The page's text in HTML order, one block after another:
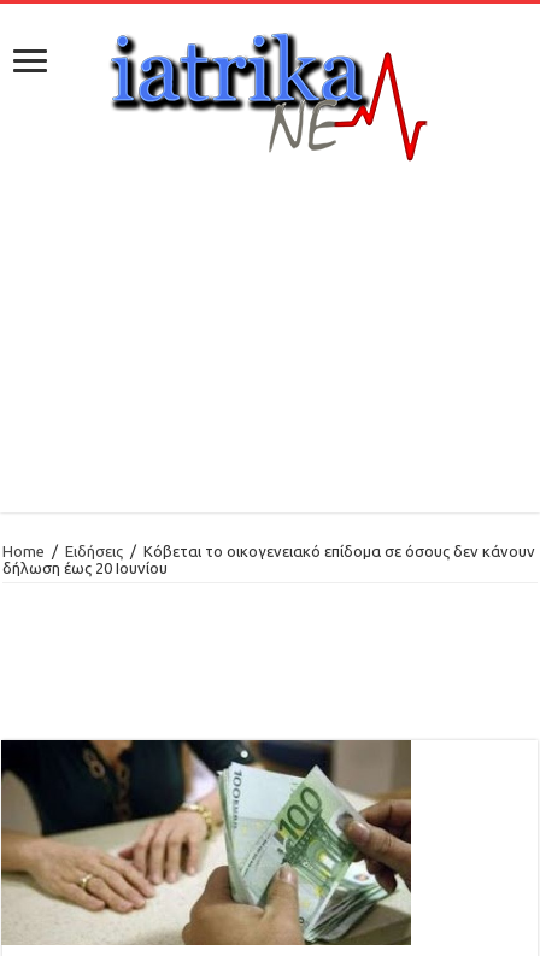
Home / Ειδήσεις / Κόβεται το οικογενειακό επίδομα σε όσους δεν κάνουν
δήλωση έως 20 Ιουνίου